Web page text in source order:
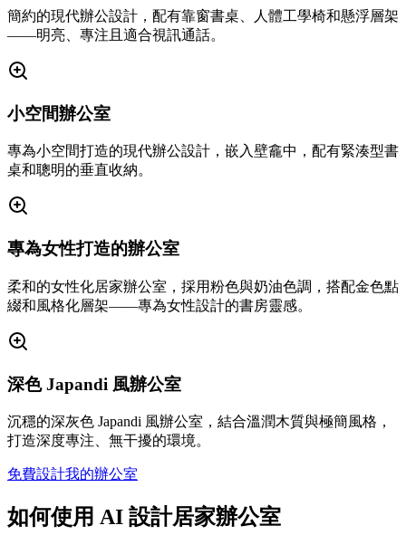
簡約的現代辦公設計，配有靠窗書桌、人體工學椅和懸浮層架
——明亮、專注且適合視訊通話。
小空間辦公室
專為小空間打造的現代辦公設計，嵌入壁龕中，配有緊湊型書
桌和聰明的垂直收納。
專為女性打造的辦公室
柔和的女性化居家辦公室，採用粉色與奶油色調，搭配金色點
綴和風格化層架——專為女性設計的書房靈感。
深色 Japandi 風辦公室
沉穩的深灰色 Japandi 風辦公室，結合溫潤木質與極簡風格，
打造深度專注、無干擾的環境。
免費設計我的辦公室
如何使用 AI 設計居家辦公室